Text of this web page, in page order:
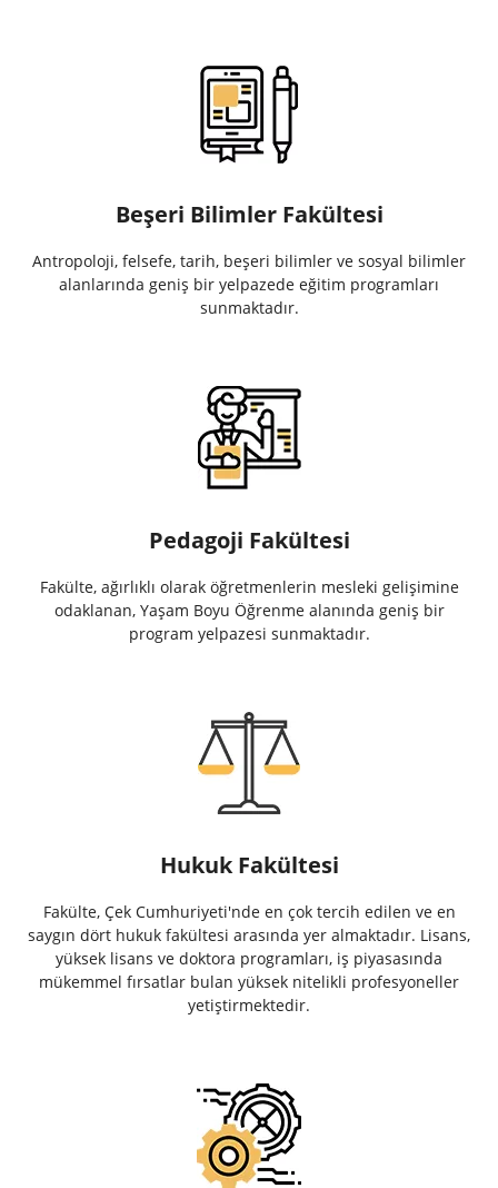
Beşeri Bilimler Fakültesi
Antropoloji, felsefe, tarih, beşeri bilimler ve sosyal bilimler
alanlarında geniş bir yelpazede eğitim programları
sunmaktadır.
Pedagoji Fakültesi
Fakülte, ağırlıklı olarak öğretmenlerin mesleki gelişimine
odaklanan, Yaşam Boyu Öğrenme alanında geniş bir
program yelpazesi sunmaktadır.
Hukuk Fakültesi
Fakülte, Çek Cumhuriyeti'nde en çok tercih edilen ve en
saygın dört hukuk fakültesi arasında yer almaktadır. Lisans,
yüksek lisans ve doktora programları, iş piyasasında
mükemmel fırsatlar bulan yüksek nitelikli profesyoneller
yetiştirmektedir.